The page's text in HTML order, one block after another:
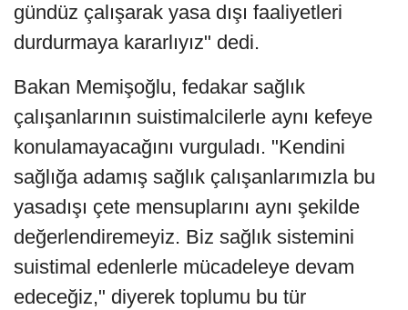
gündüz çalışarak yasa dışı faaliyetleri
durdurmaya kararlıyız" dedi.
Bakan Memişoğlu, fedakar sağlık
çalışanlarının suistimalcilerle aynı kefeye
konulamayacağını vurguladı. "Kendini
sağlığa adamış sağlık çalışanlarımızla bu
yasadışı çete mensuplarını aynı şekilde
değerlendiremeyiz. Biz sağlık sistemini
suistimal edenlerle mücadeleye devam
edeceğiz," diyerek toplumu bu tür